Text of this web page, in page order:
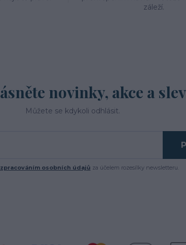
záleží.
novinky, akce a
Můžete se kdykoli odhlásit.
zpracováním osobních údajů za účelem rozesílky newsletteru.